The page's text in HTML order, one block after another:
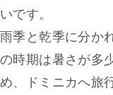
いです。
雨季と乾季に分か
の時期は暑さが多
め、ドミニカへ旅